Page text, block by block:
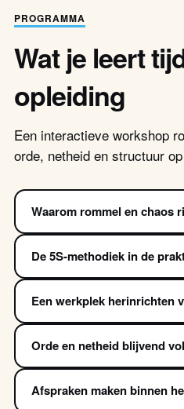
PROGRAMMA
Wat je leert
opleiding
Een interactieve workshop
orde, netheid en structuur
Waarom rommel en chaos
De 5S-methodiek in de
Een werkplek herinrichten
Orde en netheid blijvend
Afspraken maken binnen